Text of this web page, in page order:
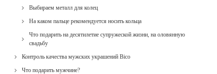
Выбираем металл для колец
На каком пальце рекомендуется носить кольца
Что подарить на десятилетие супружеской жизни, на оловянную
свадьбу
Контроль качества мужских украшений Bico
Что подарить мужчине?